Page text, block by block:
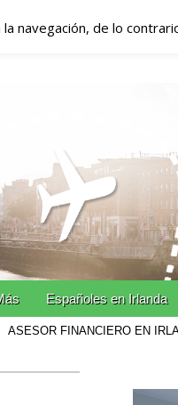
Españoles en Irlanda
ASESOR FINANCIERO EN
navegación, de lo